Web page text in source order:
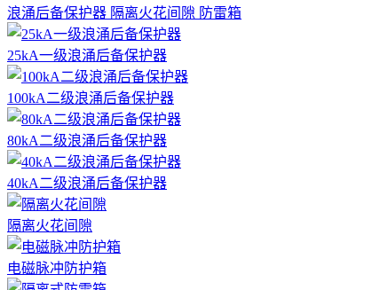
浪涌后备保护器 隔离火花间隙 防雷箱
25kA一级浪涌后备保护器
100kA二级浪涌后备保护器
80kA二级浪涌后备保护器
40kA二级浪涌后备保护器
隔离火花间隙
电磁脉冲防护箱